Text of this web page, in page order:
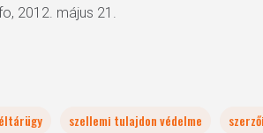
2012. május 21.
szellemi tulajdon védelme